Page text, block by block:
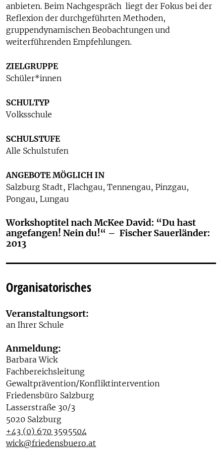
anbieten. Beim Nachgespräch liegt der Fokus bei der
Reflexion der durchgeführten Methoden,
gruppendynamischen Beobachtungen und
weiterführenden Empfehlungen.
ZIELGRUPPE
Schüler*innen
SCHULTYP
Volksschule
SCHULSTUFE
Alle Schulstufen
ANGEBOTE MÖGLICH IN
Salzburg Stadt, Flachgau, Tennengau, Pinzgau,
Pongau, Lungau
Workshoptitel nach McKee David: “Du hast
angefangen! Nein du!“ – Fischer Sauerländer:
2013
Organisatorisches
Veranstaltungsort:
an Ihrer Schule
Anmeldung:
Barbara Wick
Fachbereichsleitung
Gewaltprävention/Konfliktintervention
Friedensbüro Salzburg
Lasserstraße 30/3
5020 Salzburg
+43 (0) 670 3595504
wick@friedensbuero.at